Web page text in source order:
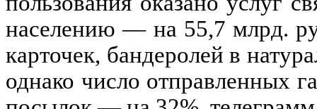
населению — на 55,7 млрд.
карточек, бандеролей в
однако число отправленных